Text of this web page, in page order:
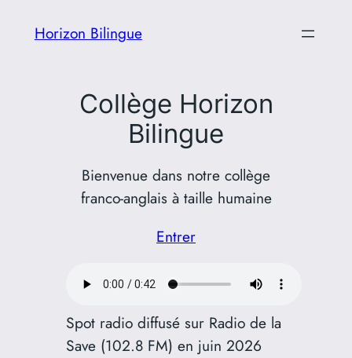
Horizon Bilingue
Collège Horizon
Bilingue
Bienvenue dans notre collège
franco-anglais à taille humaine
Entrer
Spot radio diffusé sur Radio de la
Save (102.8 FM) en juin 2026